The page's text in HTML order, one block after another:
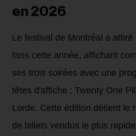
en 2026
Le festival de Montréal a attiré
fans cette année, affichant
ses trois soirées avec une
têtes d'affiche : Twenty One
Lorde. Cette édition détient le
de billets vendus le plus